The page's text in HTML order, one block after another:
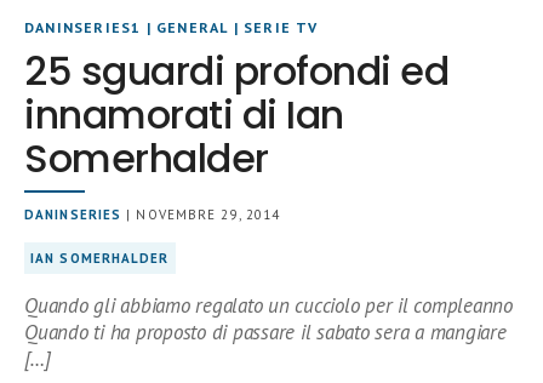
DANINSERIES1 | GENERAL | SERIE TV
25 sguardi profondi ed
innamorati di Ian
Somerhalder
DANINSERIES | NOVEMBRE 29, 2014
IAN SOMERHALDER
Quando gli abbiamo regalato un cucciolo per il compleanno
Quando ti ha proposto di passare il sabato sera a mangiare
[…]